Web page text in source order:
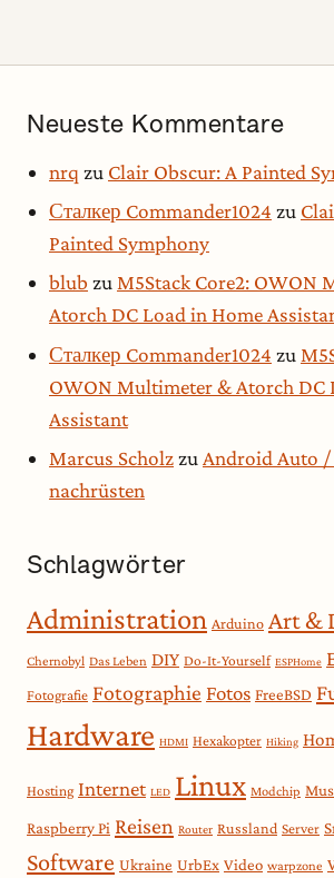
Neueste Kommentare
nrq zu Clair Obscur: A Painted
Сталкер Commander1024 zu
Painted Symphony
blub zuM5Stack Core2: OWON
Atorch DC Load in Home
Сталкер Commander1024 zu
OWON Multimeter & Atorch DC
Assistant
Marcus ScholzzuAndroid Auto /
nachrüsten
Schlagwörter
Administration Arduino Art &
Chernobyl Das Leben DIY Do-It-Yourself ESPHome
Fotografie Fotographie Fotos FreeBSD
Hardware HDMI Hexakopter Hiking
Hosting Internet LED Linux Modchip
Raspberry Pi Reisen Router Russland Server
Software Ukraine UrbEx Video warpzone